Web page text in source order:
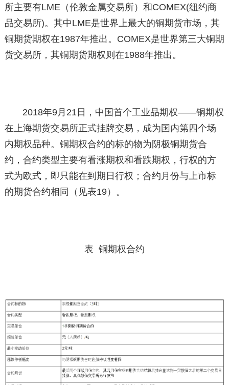
所主要有LME（伦敦金属交易所）和COMEX(纽约商
品交易所)。其中LME是世界上最大的铜期货市场，其
铜期货期权在1987年推出。COMEX是世界第三大铜期
货交易所，其铜期货期权则在1988年推出。
2018年9月21日，中国首个工业品期权——铜期权
在上海期货交易所正式挂牌交易，成为国内第四个场
内期权品种。铜期权合约的标的物为阴极铜期货合
约，合约类型主要有看涨期权和看跌期权，行权的方
式为欧式，即只能在到期日行权；合约月份与上市标
的期货合约相同（见表19）。
表 铜期权合约